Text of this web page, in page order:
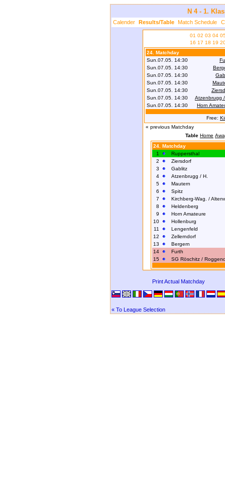
N 4 - 1.
Calender Results/Table Match Schedule
01 02 03 04
16 17 18 19
24. Matchday
Sun.07.05. 14:30
Sun.07.05. 14:30
Sun.07.05. 14:30
Sun.07.05. 14:30
Sun.07.05. 14:30
Sun.07.05. 14:30
Atzenbrugg
Sun.07.05. 14:30
Horn
Free:
« previous Matchday
Table Home
24. Matchday
1
Ruppersthal
2
Ziersdorf
3
Gablitz
4
Atzenbrugg / H.
5
Mautern
6
Spitz
7
Kirchberg-Wag. /
8
Heldenberg
9
Horn Amateure
10
Hollenburg
11
Lengenfeld
12
Zellerndorf
13
Bergern
14
Furth
15
SG Röschitz /
Print Actual Matchday
« To League Selection